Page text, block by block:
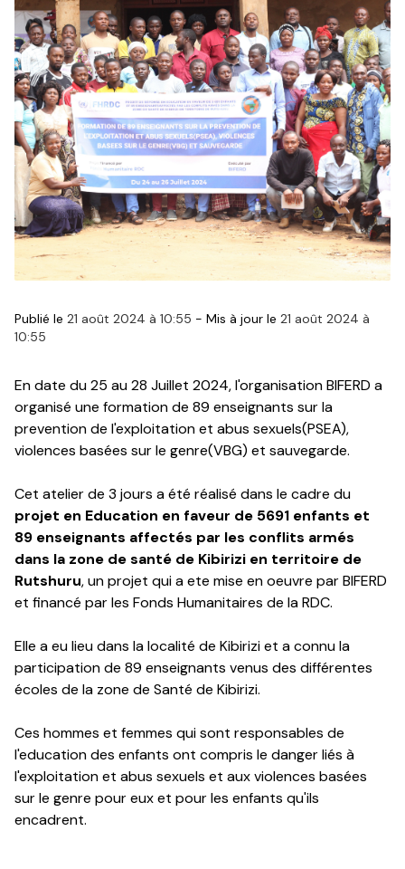
Publié le 21 août 2024 à 10:55 - Mis à jour le 21 août 2024 à
10:55
En date du 25 au 28 Juillet 2024, l'organisation BIFERD a
organisé une formation de 89 enseignants sur la
prevention de l'exploitation et abus sexuels(PSEA),
violences basées sur le genre(VBG) et sauvegarde.
Cet atelier de 3 jours a été réalisé dans le cadre du
projet en Education en faveur de 5691 enfants et
89 enseignants affectés par les conflits armés
dans la zone de santé de Kibirizi en territoire de
Rutshuru, un projet qui a ete mise en oeuvre par BIFERD
et financé par les Fonds Humanitaires de la RDC.
Elle a eu lieu dans la localité de Kibirizi et a connu la
participation de 89 enseignants venus des différentes
écoles de la zone de Santé de Kibirizi.
Ces hommes et femmes qui sont responsables de
l'education des enfants ont compris le danger liés à
l'exploitation et abus sexuels et aux violences basées
sur le genre pour eux et pour les enfants qu'ils
encadrent.